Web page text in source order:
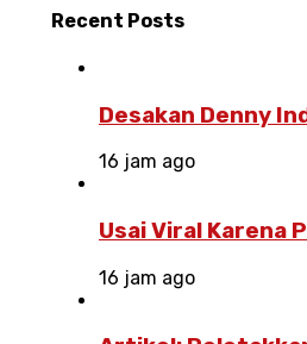
Recent Posts
Desakan Denny
16 jam ago
Usai Viral Karena
16 jam ago